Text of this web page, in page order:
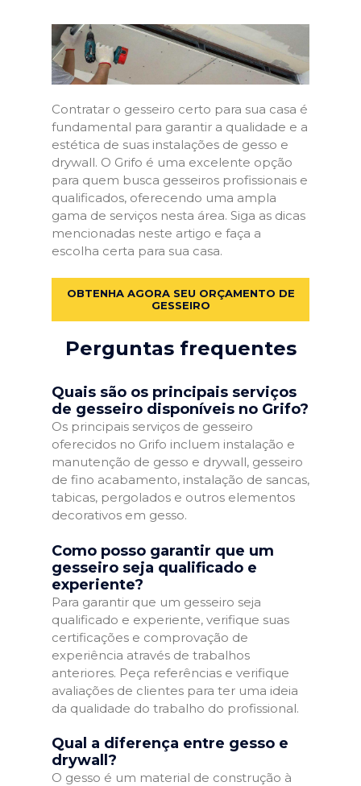
Contratar o gesseiro certo para sua casa é
fundamental para garantir a qualidade e a
estética de suas instalações de gesso e
drywall. O Grifo é uma excelente opção
para quem busca gesseiros profissionais e
qualificados, oferecendo uma ampla
gama de serviços nesta área. Siga as dicas
mencionadas neste artigo e faça a
escolha certa para sua casa.
OBTENHA AGORA SEU ORÇAMENTO DE
GESSEIRO
Perguntas frequentes
Quais são os principais serviços
de gesseiro disponíveis no Grifo?
Os principais serviços de gesseiro
oferecidos no Grifo incluem instalação e
manutenção de gesso e drywall, gesseiro
de fino acabamento, instalação de sancas,
tabicas, pergolados e outros elementos
decorativos em gesso.
Como posso garantir que um
gesseiro seja qualificado e
experiente?
Para garantir que um gesseiro seja
qualificado e experiente, verifique suas
certificações e comprovação de
experiência através de trabalhos
anteriores. Peça referências e verifique
avaliações de clientes para ter uma ideia
da qualidade do trabalho do profissional.
Qual a diferença entre gesso e
drywall?
O gesso é um material de construção à